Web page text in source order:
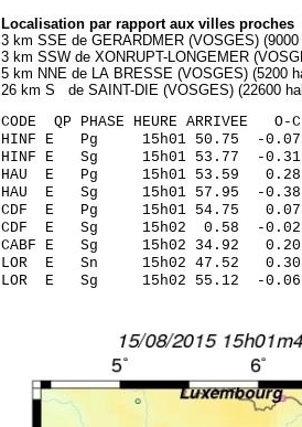
Localisation par rapport aux villes proches
3 km SSE de GERARDMER (VOSGES)
3 km SSW de XONRUPT-LONGEMER
5 km NNE de LA BRESSE (VOSGES) (5200
26 km S de SAINT-DIE (VOSGES) (22600
CODE QP PHASE HEURE
HINF E Pg 15h01 50.75 -
HINF E Sg 15h01 53.77
HAU E Pg 15h01 53.59 0.28
HAU E Sg 15h01 57.95 -
CDF E Pg 15h01 54.75
CDF E Sg 15h02 0.58 -
CABF E Sg 15h02 34.92
LOR E Sn 15h02 47.52 0.30
LOR E Sg 15h02 55.12 -